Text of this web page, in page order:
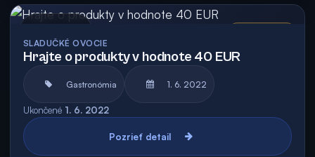
SLADUČKÉ OVOCIE
Hrajte o produkty v hodnote 40 EUR
Gastronómia 1. 6. 2022
Ukončené 1. 6. 2022
Pozrieť detail